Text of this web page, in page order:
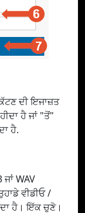
ਦੀ ਇਜਾਜ਼ਤ
ਹੈ ਜਾਂ "ਤੋਂ"
ਹੈ.
WAV
ਵੀਡੀਓ /
ਹੈ। ਇੱਕ ਚੁਣੋ।